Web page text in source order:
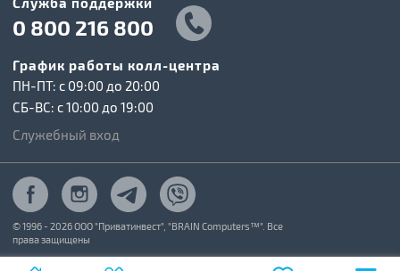
0 800 216 800
График работы колл-центра
ПН-ПТ: c 09:00 до 20:00
СБ-ВС: c 10:00 до 19:00
Служебный вход
© 1996 - 2026 ООО "Приватинвест", "BRAIN Computers™". Все
права защищены